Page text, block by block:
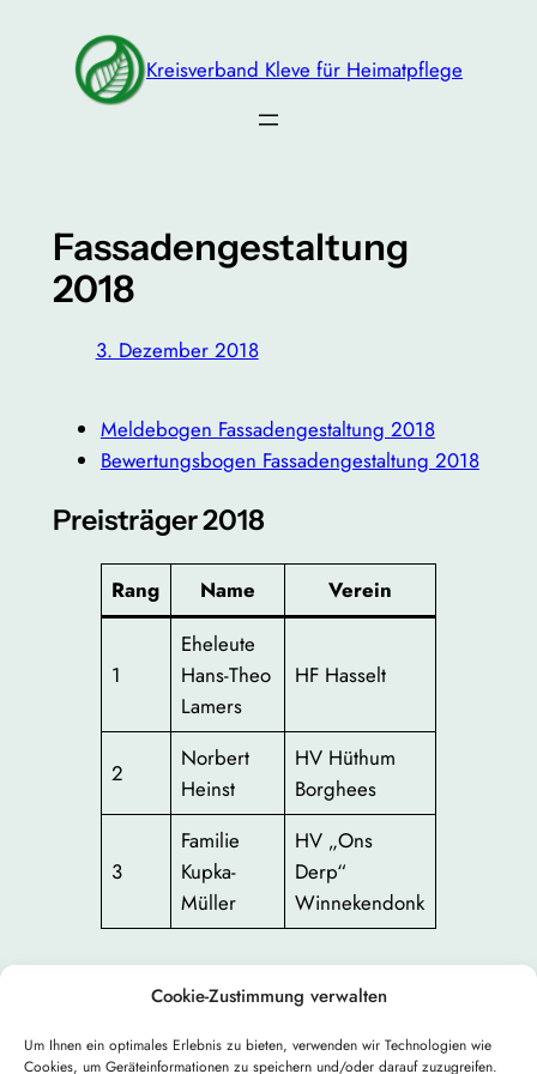
Cookie-Zustimmung verwalten
Um Ihnen ein optimales Erlebnis zu bieten, verwenden wir Technologien wie
Cookies, um Geräteinformationen zu speichern und/oder darauf zuzugreifen.
springen
Kreisverband Kleve für Heimatpflege
Fassadengestaltung
2018
3. Dezember 2018
Meldebogen Fassadengestaltung 2018
Bewertungsbogen Fassadengestaltung 2018
Preisträger 2018
Rang Name Verein
1
Eheleute
Hans-Theo
Lamers
HF Hasselt
2
Norbert
Heinst
HV Hüthum
Borghees
3
Familie
Kupka-
Müller
HV „Ons
Derp“
Winnekendonk